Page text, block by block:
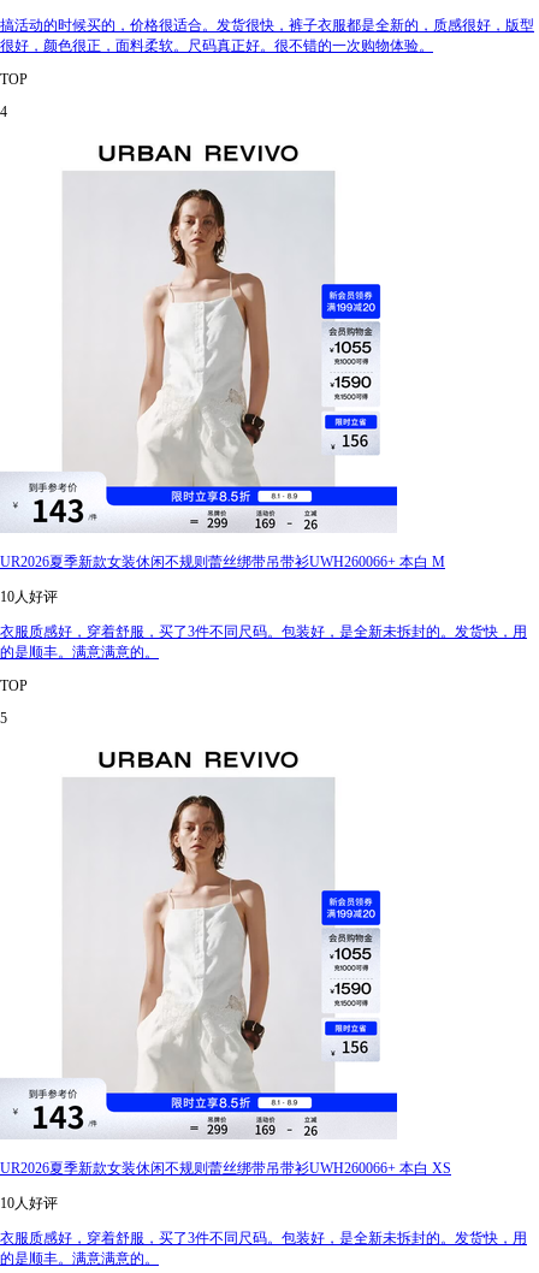
搞活动的时候买的，价格很适合。发货很快，裤子衣服都是全新的，质感很好，版型
很好，颜色很正，面料柔软。尺码真正好。很不错的一次购物体验。
TOP
4
UR2026夏季新款女装休闲不规则蕾丝绑带吊带衫UWH260066+ 本白 M
10人好评
衣服质感好，穿着舒服，买了3件不同尺码。包装好，是全新未拆封的。发货快，用
的是顺丰。满意满意的。
TOP
5
UR2026夏季新款女装休闲不规则蕾丝绑带吊带衫UWH260066+ 本白 XS
10人好评
衣服质感好，穿着舒服，买了3件不同尺码。包装好，是全新未拆封的。发货快，用
的是顺丰。满意满意的。